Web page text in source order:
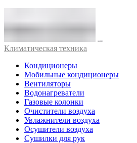
Климатическая техника
Кондиционеры
Мобильные кондиционеры
Вентиляторы
Водонагреватели
Газовые колонки
Очистители воздуха
Увлажнители воздуха
Осушители воздуха
Сушилки для рук